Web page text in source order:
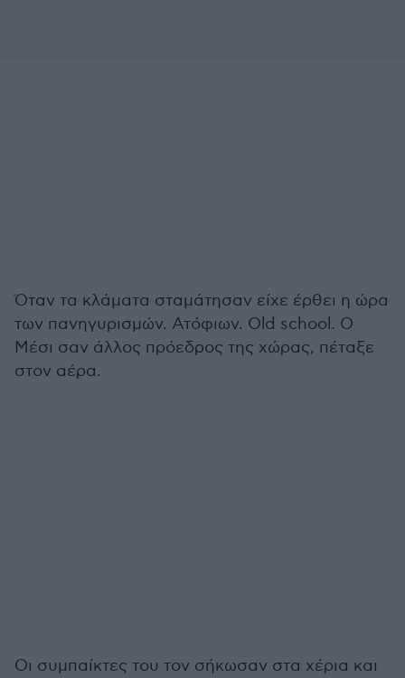
Όταν τα κλάματα σταμάτησαν είχε έρθει η ώρα
των πανηγυρισμών. Ατόφιων. Old school. Ο
Μέσι σαν άλλος πρόεδρος της χώρας, πέταξε
στον αέρα.
Οι συμπαίκτες του τον σήκωσαν στα χέρια και